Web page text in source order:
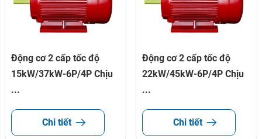
Động cơ 2 cấp tốc độ
15kW/37kW-6P/4P Chịu
...
Chi tiết
Động cơ 2 cấp tốc độ
22kW/45kW-6P/4P Chịu
...
Chi tiết